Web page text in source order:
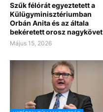
Szűk félórát egyeztetett a
Külügyminisztériumban
Orbán Anita és az általa
bekéretett orosz nagykövet
Május 15, 2026